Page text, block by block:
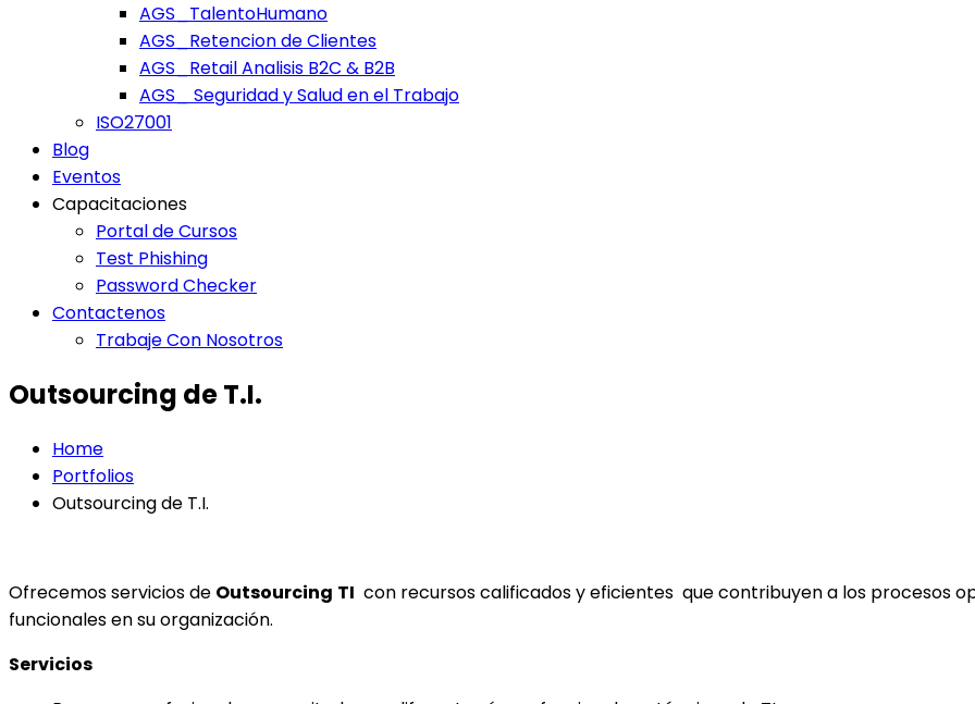
AGS_TalentoHumano
AGS_Retencion de Clientes
AGS_Retail Analisis B2C & B2B
AGS_ Seguridad y Salud en el Trabajo
ISO27001
Blog
Eventos
Capacitaciones
Portal de Cursos
Test Phishing
Password Checker
Contactenos
Trabaje Con Nosotros
Outsourcing de T.I.
Home
Portfolios
Outsourcing de T.I.
Ofrecemos servicios de Outsourcing TI con recursos calificados y eficientes que contribuyen a los procesos
funcionales en su organización.
Servicios